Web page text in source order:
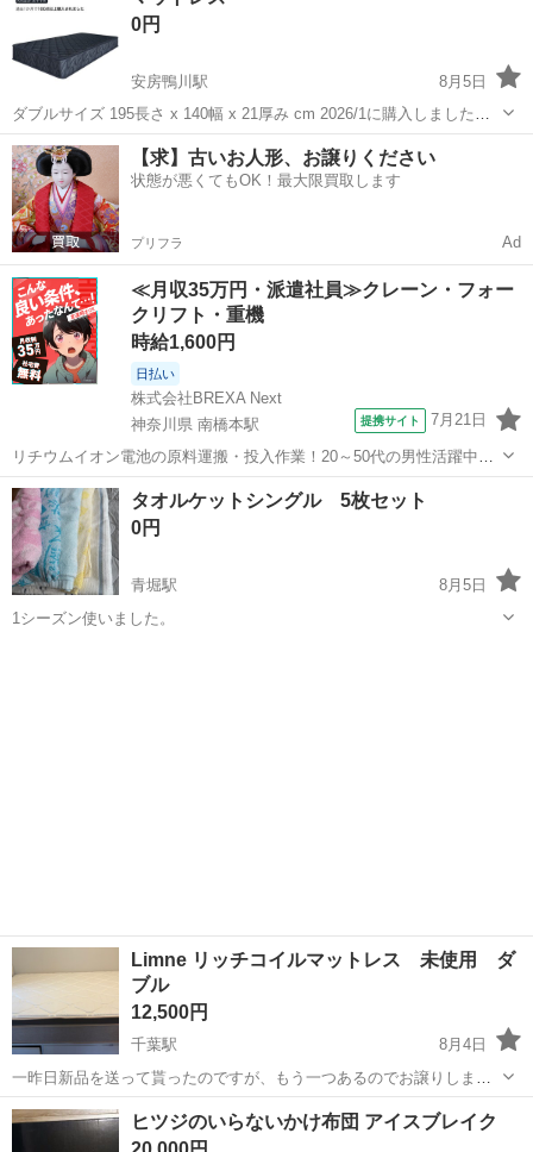
0円
安房鴨川駅
8月5日
ダブルサイズ 195長さ x 140幅 x 21厚み cm 2026/1に購入しました。
結構硬めで選び、初期はほんとに寝返りゴロゴロめっちゃできるわ〜
って感じの硬さでした。 今は、へたりは弱あるかな。という感じで
す。 コイ...
千葉 鴨川市 安房鴨川駅 寝具
【求】古いお人形、お譲りください
状態が悪くてもOK！最大限買取します
プリフラ Ad
≪月収35万円・派遣社員≫クレーン・フォー
クリフト・重機
時給1,600円
日払い
株式会社BREXA Next
神奈川県 南橋本駅
提携サイト 7月21日
リチウムイオン電池の原料運搬・投入作業！20～50代の男性活躍中★
ワンルーム寮完備！赴任旅費会社負担！年間休日130日★フォークリフ
ト免許お持ちの方、活躍中！就業先食堂利用可★《神奈川県相模原
市》 人気の工場のお仕事 ◇電...
神奈川 相模原市 南橋本駅 その他
タオルケットシングル 5枚セット
0円
青堀駅
8月5日
1シーズン使いました。
Limne リッチコイルマットレス 未使用 ダ
ブル
12,500円
千葉駅
8月4日
一昨日新品を送って貰ったのですが、もう一つあるのでお譲りしま
す。 開けましたが使ってません。定価十万円です。 大きいので近くま
で来て頂いて一緒に運べる方でお願いいたします🙇
千葉 千葉市 寝具
ヒツジのいらないかけ布団 アイスブレイク